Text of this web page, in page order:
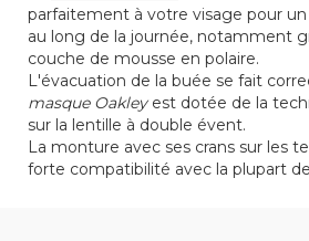
parfaitement à votre visage pour
au long de la journée, notamment
couche de mousse en polaire.
L'évacuation de la buée se fait
masque Oakleyest dotée de la
sur la lentille à double évent.
La monture avec ses crans sur les
forte compatibilité avec la plupart